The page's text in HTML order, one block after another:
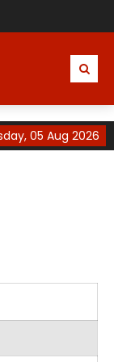
05 Aug 2026
2026 / 2027